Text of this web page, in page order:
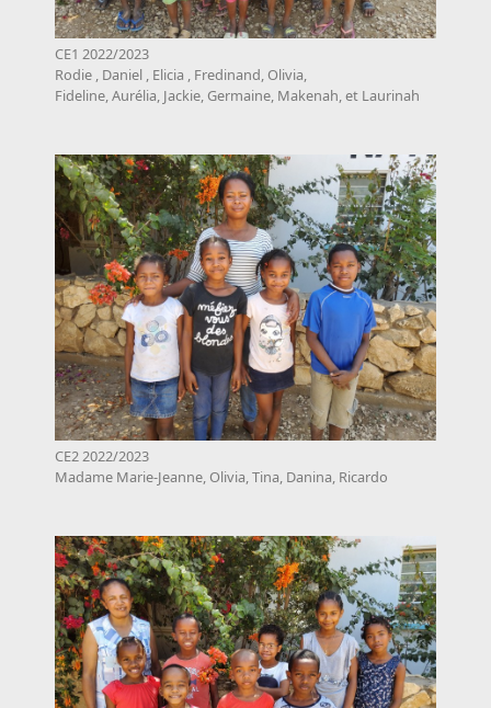
CE1 2022/2023
Rodie , Daniel , Elicia , Fredinand, Olivia,
Fideline, Aurélia, Jackie, Germaine, Makenah, et Laurinah
CE2 2022/2023
Madame Marie-Jeanne, Olivia, Tina, Danina, Ricardo